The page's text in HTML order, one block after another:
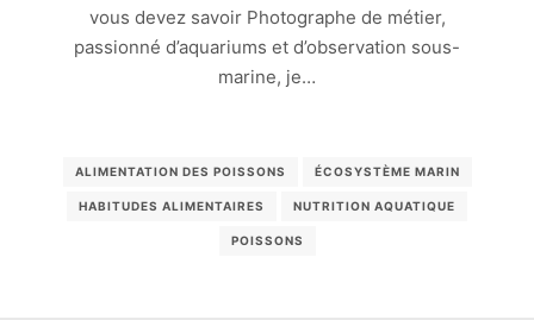
vous devez savoir Photographe de métier,
passionné d’aquariums et d’observation sous-
marine, je…
ALIMENTATION DES POISSONS ÉCOSYSTÈME MARIN
HABITUDES ALIMENTAIRES NUTRITION AQUATIQUE
POISSONS